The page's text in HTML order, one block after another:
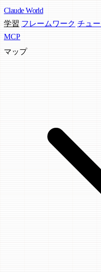
Claude World
学習 フレームワーク チュ
MCP
マップ